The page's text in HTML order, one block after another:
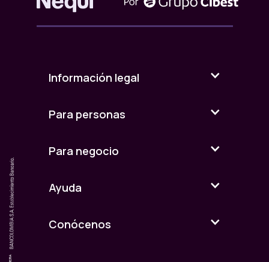
Información legal
Para personas
Para negocio
Ayuda
Conócenos